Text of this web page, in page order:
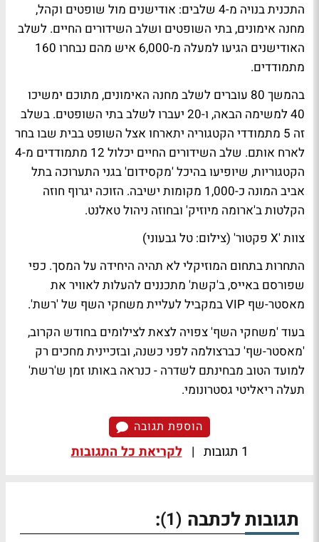
התכנית בנויה מ-4 שלבים: אודישנים מול שופטים וקהל,
מחנה אימונים, בתי השופטים ושלב השידורים החיים. לשלב
האודישנים הגיעו למעלה מ-6,000 איש מהם נבחרו 160
מתמודדים.
בהמשך 80 עוברים לשלב מחנה האימונים, מתוכם ימשיכו
40 למשימה הבאה, ו-20 יעברו לשלב בתי השופטים. בשלב
זה 5 מתמודדי הקטגוריה יתארחו אצל השופט בבית שבו בחר
לארח אותם. שלב השידורים החיים יכלול 12 מתמודדים מ-4
הקטגוריות, שיופיעו בהיכל 'מקסידום' בגני התערוכה בתל
אביב המונה כ-1,000 מקומות ישיבה. הזוכה יגרוף חוזה
הקלטות ב'ארומה מיוזיק' ובחוזה ניהול טאלנט.
צוות 'X פקטור' (צילום: טל גבעוני)
התחרות בתחום המוזיקלי לא תהיה היחידה על המסך. כפי
שפורסם באייס, ב'קשת' מתכננים להעלות לאוויר את
מאסטר-שף VIP
במקביל לעליית משחקי השף של 'רשת'.
בעוד 'משחקי השף' צפויה לצאת לצילומים בחודש הקרוב,
'מאסטר-שף' כברצולמה לפני כשנה, ובזכיינית מחכים רק
למועד הטוב מבחינתם לשדרה - כנראה באותו זמן ש'רשת'
תעלה ריאליטי גסטרונומי.
הוספת תגובה
1 תגובות | לקריאת כל התגובות
תגובות לכתבה (1)
: